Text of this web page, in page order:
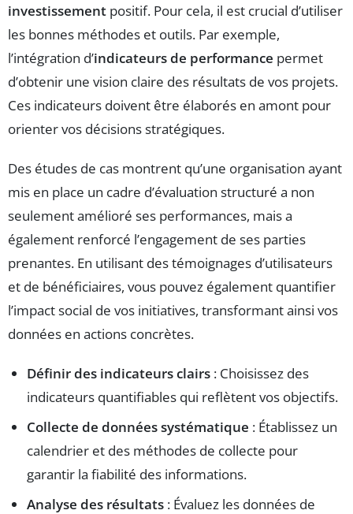
investissement positif. Pour cela, il est crucial d’utiliser
les bonnes méthodes et outils. Par exemple,
l’intégration d’indicateurs de performance permet
d’obtenir une vision claire des résultats de vos projets.
Ces indicateurs doivent être élaborés en amont pour
orienter vos décisions stratégiques.
Des études de cas montrent qu’une organisation ayant
mis en place un cadre d’évaluation structuré a non
seulement amélioré ses performances, mais a
également renforcé l’engagement de ses parties
prenantes. En utilisant des témoignages d’utilisateurs
et de bénéficiaires, vous pouvez également quantifier
l’impact social de vos initiatives, transformant ainsi vos
données en actions concrètes.
Définir des indicateurs clairs : Choisissez des
indicateurs quantifiables qui reflètent vos objectifs.
Collecte de données systématique : Établissez un
calendrier et des méthodes de collecte pour
garantir la fiabilité des informations.
Analyse des résultats : Évaluez les données de